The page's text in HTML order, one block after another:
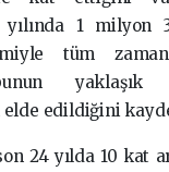
yılında 1
tüm
bunun yaklaşık
edildiğini
24 yılda 10 kat